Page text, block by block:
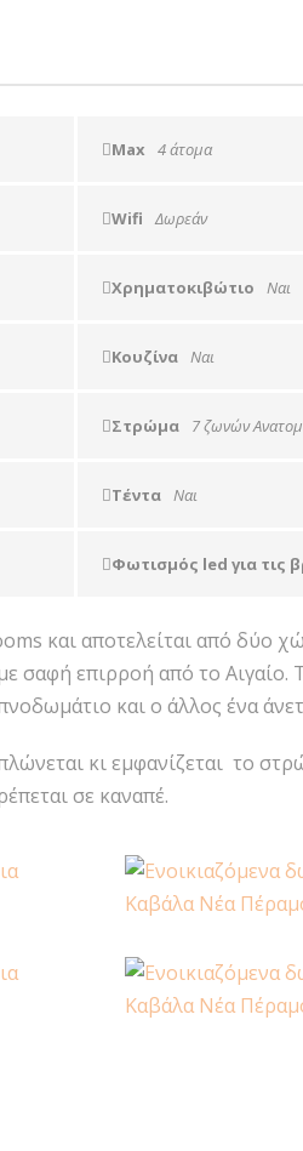
Max 4 άτομα
Wifi Δωρεάν
Χρηματοκιβώτιο Ναι
Κουζίνα Ναι
Στρώμα 7 ζωνών
Τέντα Ναι
Φωτισμός led για τις
και αποτελείται από δύο
σαφή επιρροή από το
και ο άλλος ένα
κι εμφανίζεται το
σε καναπέ.